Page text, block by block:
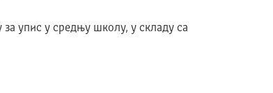
упис у средњу школу, у складу са